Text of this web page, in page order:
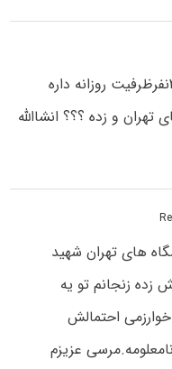
سمانه جان امسال علوم جغرافیایی ۲۲۵نفرظرفیت روزانه داره
های تهران و زده ؟؟؟ انشاالله
های تهران شهید
زده زنجانم تو یه
احتمالش
عزیزم